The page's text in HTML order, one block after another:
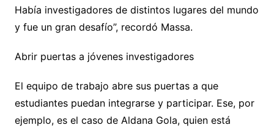
Había investigadores de distintos lugares del mundo
y fue un gran desafío”, recordó Massa.
Abrir puertas a jóvenes investigadores
El equipo de trabajo abre sus puertas a que
estudiantes puedan integrarse y participar. Ese, por
ejemplo, es el caso de Aldana Gola, quien está